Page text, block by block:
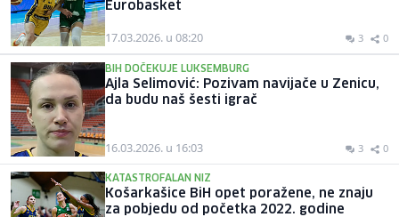
Eurobasket
17.03.2026. u 08:20 3 0
BIH DOČEKUJE LUKSEMBURG
Ajla Selimović: Pozivam navijače u Zenicu,
da budu naš šesti igrač
16.03.2026. u 16:03 3 0
KATASTROFALAN NIZ
Košarkašice BiH opet poražene, ne znaju
za pobjedu od početka 2022. godine